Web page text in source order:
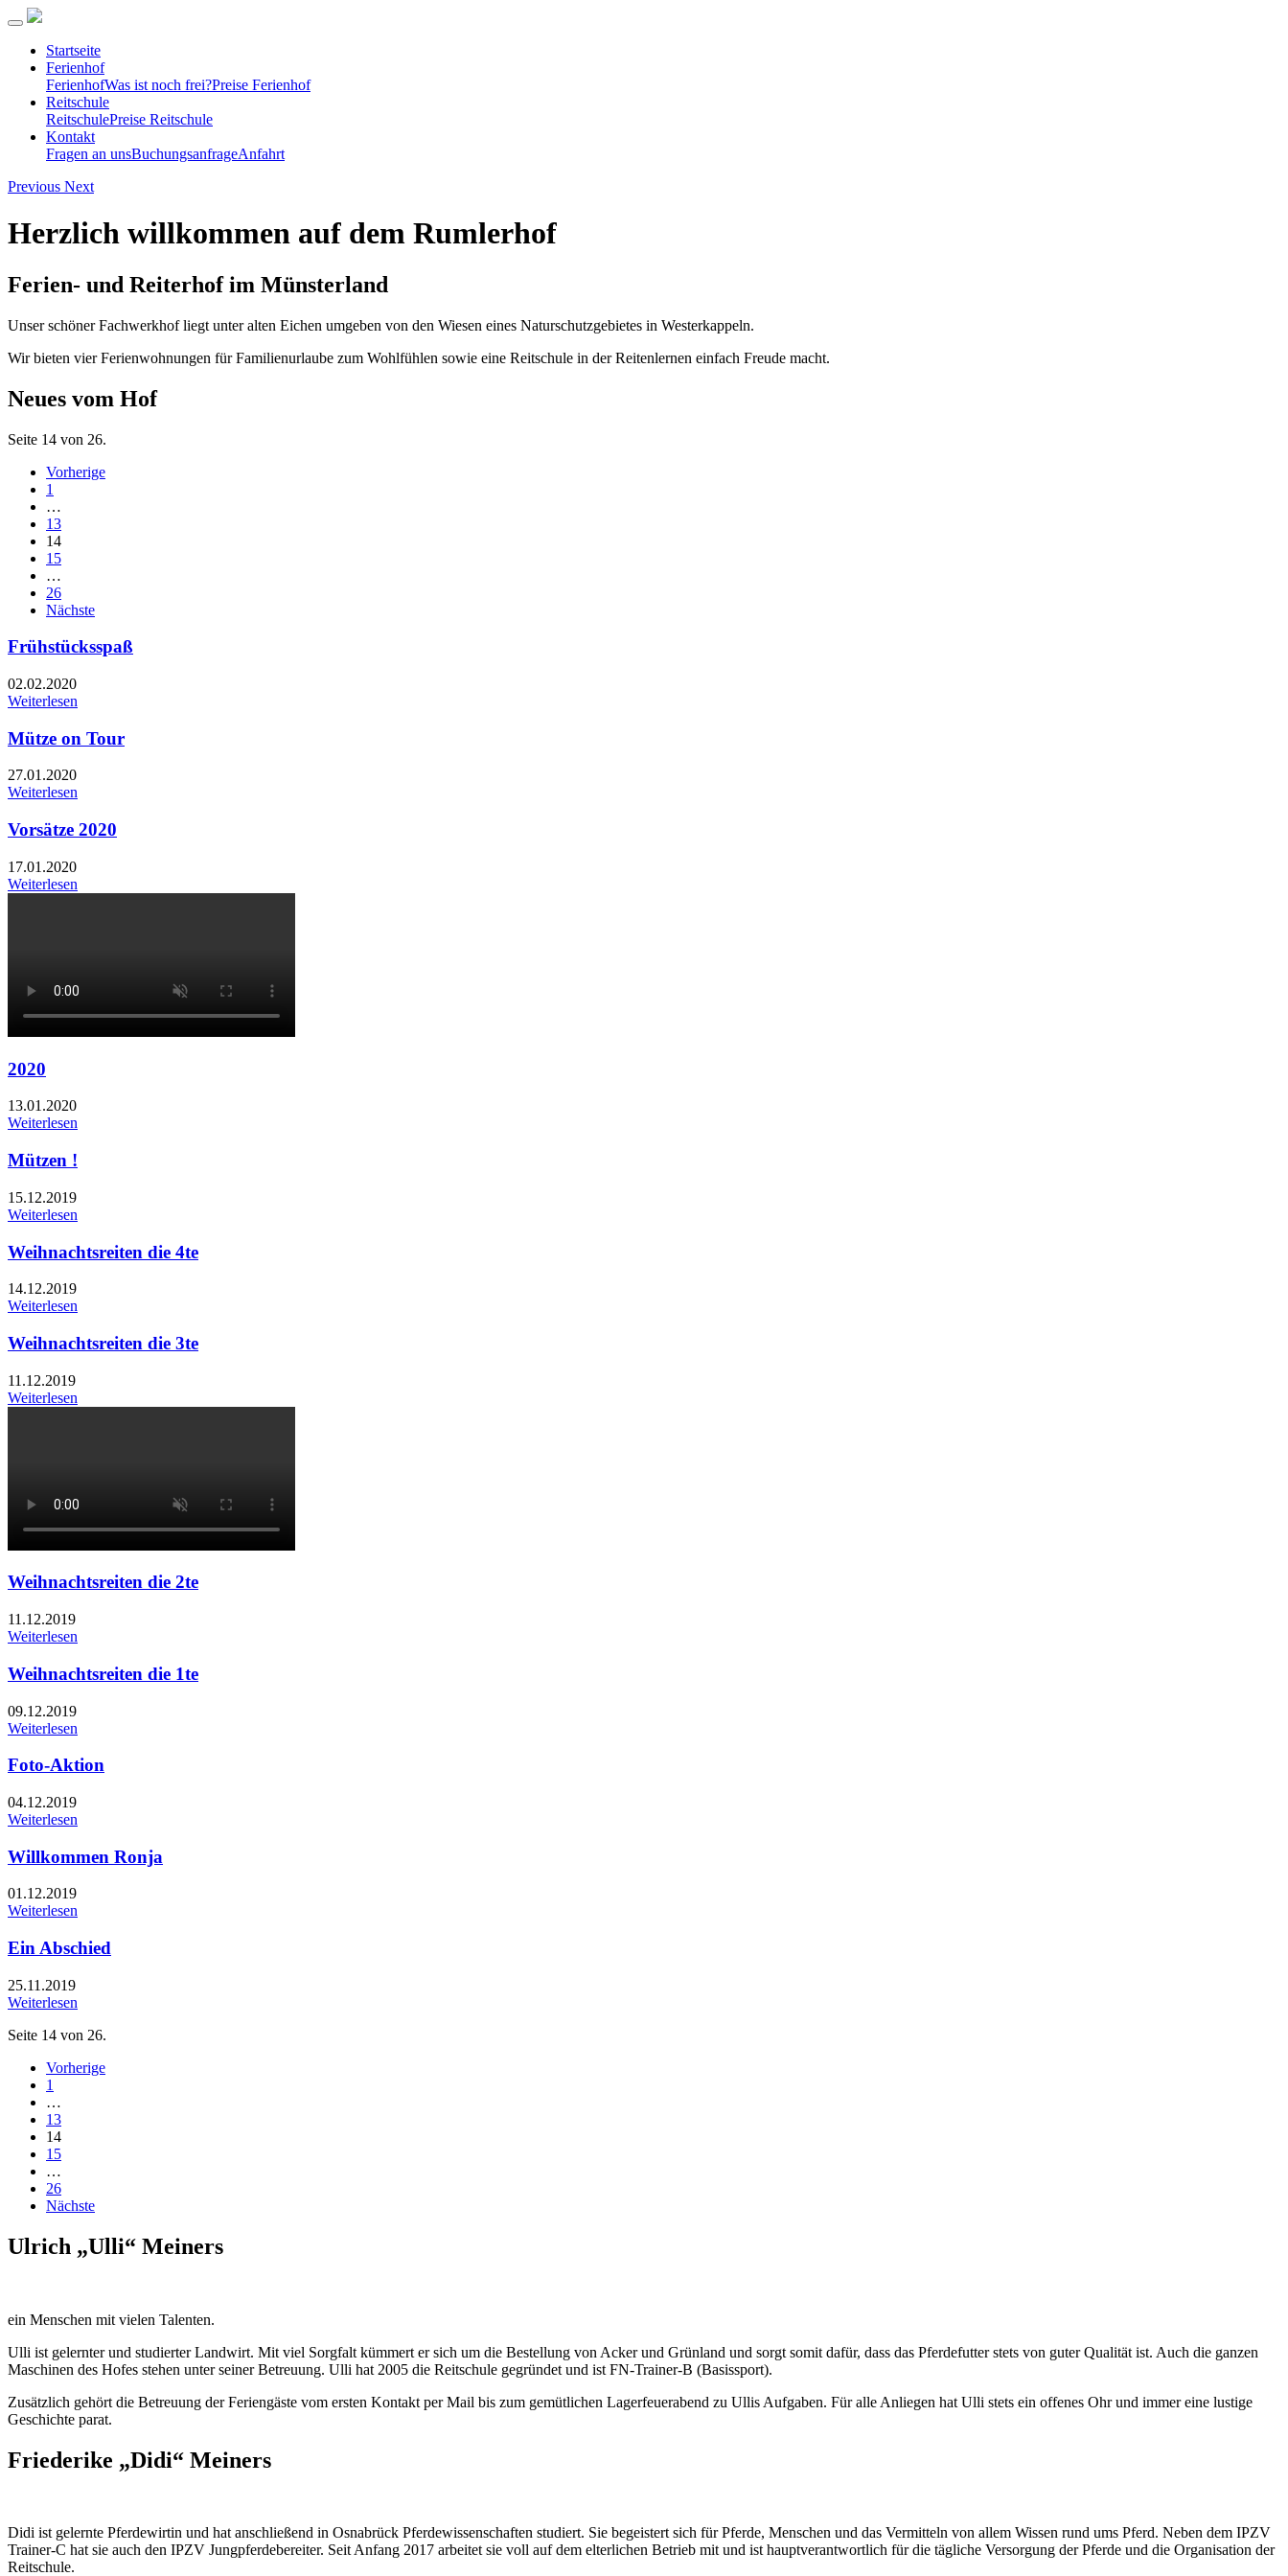
Startseite
Ferienhof
FerienhofWas ist noch frei?Preise Ferienhof
Reitschule
ReitschulePreise Reitschule
Kontakt
Fragen an unsBuchungsanfrageAnfahrt
Previous Next
Herzlich willkommen auf dem Rumlerhof
Ferien- und Reiterhof im Münsterland
Unser schöner Fachwerkhof liegt unter alten Eichen umgeben von den Wiesen eines Naturschutzgebietes in Westerkappeln.
Wir bieten vier Ferienwohnungen für Familienurlaube zum Wohlfühlen sowie eine Reitschule in der Reitenlernen einfach Freude macht.
Neues vom Hof
Seite 14 von 26.
Vorherige
1
…
13
14
15
…
26
Nächste
Frühstücksspaß
02.02.2020
Weiterlesen
Mütze on Tour
27.01.2020
Weiterlesen
Vorsätze 2020
17.01.2020
Weiterlesen
2020
13.01.2020
Weiterlesen
Mützen !
15.12.2019
Weiterlesen
Weihnachtsreiten die 4te
14.12.2019
Weiterlesen
Weihnachtsreiten die 3te
11.12.2019
Weiterlesen
Weihnachtsreiten die 2te
11.12.2019
Weiterlesen
Weihnachtsreiten die 1te
09.12.2019
Weiterlesen
Foto-Aktion
04.12.2019
Weiterlesen
Willkommen Ronja
01.12.2019
Weiterlesen
Ein Abschied
25.11.2019
Weiterlesen
Seite 14 von 26.
Vorherige
1
…
13
14
15
…
26
Nächste
Ulrich „Ulli“ Meiners
ein Menschen mit vielen Talenten.
Ulli ist gelernter und studierter Landwirt. Mit viel Sorgfalt kümmert er sich um die Bestellung von Acker und Grünland und sorgt somit dafür, dass das Pferdefutter stets von guter Qualität ist. Auch die ganzen
Maschinen des Hofes stehen unter seiner Betreuung. Ulli hat 2005 die Reitschule gegründet und ist FN-Trainer-B (Basissport).
Zusätzlich gehört die Betreuung der Feriengäste vom ersten Kontakt per Mail bis zum gemütlichen Lagerfeuerabend zu Ullis Aufgaben. Für alle Anliegen hat Ulli stets ein offenes Ohr und immer eine lustige
Geschichte parat.
Friederike „Didi“ Meiners
Didi ist gelernte Pferdewirtin und hat anschließend in Osnabrück Pferdewissenschaften studiert. Sie begeistert sich für Pferde, Menschen und das Vermitteln von allem Wissen rund ums Pferd. Neben dem IPZV
Trainer-C hat sie auch den IPZV Jungpferdebereiter. Seit Anfang 2017 arbeitet sie voll auf dem elterlichen Betrieb mit und ist hauptverantwortlich für die tägliche Versorgung der Pferde und die Organisation der
Reitschule.